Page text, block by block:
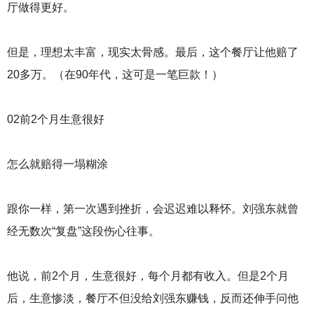
厅做得更好。
但是，理想太丰富，现实太骨感。最后，这个餐厅让他赔了
20多万。（在90年代，这可是一笔巨款！）
02前2个月生意很好
怎么就赔得一塌糊涂
跟你一样，第一次遇到挫折，会迟迟难以释怀。刘强东就曾
经无数次“复盘”这段伤心往事。
他说，前2个月，生意很好，每个月都有收入。但是2个月
后，生意惨淡，餐厅不但没给刘强东赚钱，反而还伸手问他